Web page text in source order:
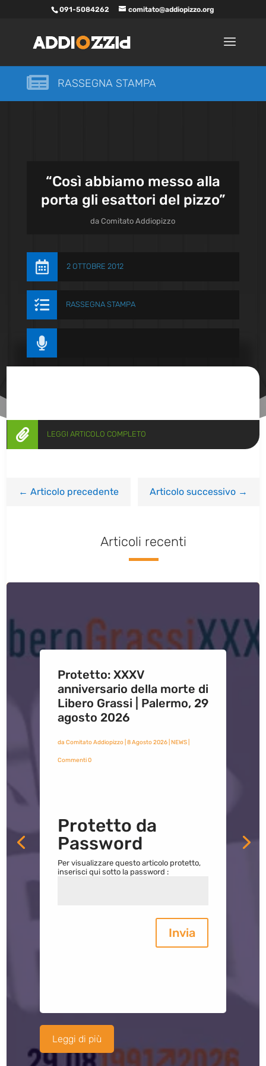
091-5084262 comitato@addiopizzo.org
 RASSEGNA STAMPA
“Così abbiamo messo alla
porta gli esattori del pizzo”
daComitato Addiopizzo
 2 OTTOBRE 2012
 RASSEGNA STAMPA

 LEGGI ARTICOLO COMPLETO
←Articolo precedente Articolo successivo→
Articoli recenti
Protetto: XXXV
anniversario della morte di
Libero Grassi | Palermo, 29
agosto 2026
da Comitato Addiopizzo| 8 Agosto 2026| NEWS|
Commenti 0
Protetto da
Password
Per visualizzare questo articolo protetto,
inserisci qui sotto la password :
Invia
Leggi di più